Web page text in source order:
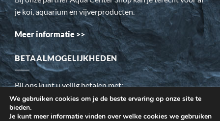
je koi, aquarium en vijverproducten.
Meer informatie >>
BETAALMOGELIJKHEDEN
Bij ons kunt u veilig betalen met:
We gebruiken cookies om je de beste ervaring op onze site te
bieden.
Je kunt meer informatie vinden over welke cookies we gebruiken
Wij gebruiken cookies om ervoor te zorgen dat onze website